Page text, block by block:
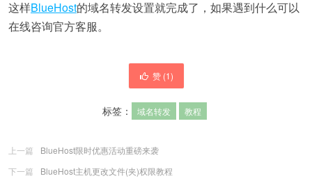
这样BlueHost的域名转发设置就完成了，如果遇到什么可以
在线咨询官方客服。
赞 (1)
标签： 域名转发 教程
上一篇
BlueHost限时优惠活动重磅来袭
下一篇
BlueHost主机更改文件(夹)权限教程